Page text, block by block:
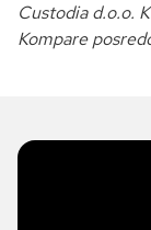
Custodia d.o.o.
Kompare